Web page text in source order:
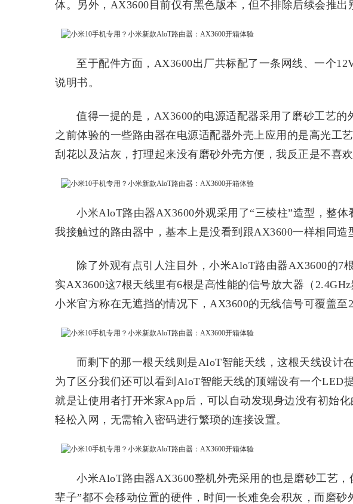
体。另外，AX3600目前仅有黑色版本，但不排除后续会推出
至于配件方面，AX3600出厂共标配了一条网线、一个
说明书。
值得一提的是，AX3600的电源适配器采用了磨砂工艺的
之前体验的一些路由器在电源适配器外壳上应用的是高光工
刮花以及沾灰，打理起来没有磨砂外壳方便，我反正是不喜欢
小米AloT路由器AX3600外观采用了“三棱柱”造型，整
我接触过的路由器中，基本上是没看到跟AX3600一样相同造
除了外观有点引人注目外，小米AloT路由器AX3600的7
实AX3600这7根天线里有6根是高性能的信号放大器（
小米官方称在无遮挡的情况下，AX3600的无线信号可覆盖至
而剩下的那一根天线则是AloT智能天线，这根天线设计
为了区分我们还可以看到AloT智能天线的顶端设有一个LED
就是让使用者打开米家App后，可以自动发现身边没有初始
轻松入网，无需输入密码进行繁琐的连接设置。
小米AloT路由器AX3600整机外壳采用的也是磨砂工艺
辈子”都不会移动位置的硬件，时间一长难免会积灰，而磨砂